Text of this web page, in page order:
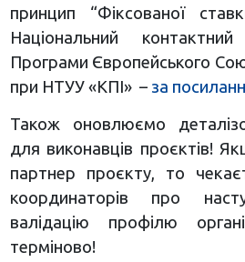
принцип “Фіксованої
Національний
Програми Європейського
при НТУУ «КПІ» – за
Також оновлюємо
для виконавців проєктів!
партнер проєкту, то
координаторів про
валідацію профілю
терміново!